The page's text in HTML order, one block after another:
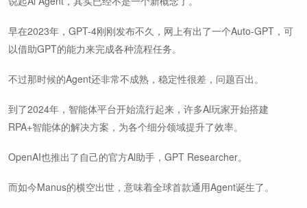
早在2023年，GPT-4刚刚发布不久，网上有出了一个Auto-GPT，可
以借助GPT的能力来完成各种流程任务。
不过那时候的Agent还非常不成熟，稳定性很差，问题百出。
到了2024年，智能体平台开始流行起来，许多Al玩家开始搭建
RPA+智能体的解决方案，为各个细分领域提升了效率。
OpenAI也推出了自己的官方Al助手，GPT Researcher。
而如今Manus的横空出世，意味着全球首款通用Agent诞生了。